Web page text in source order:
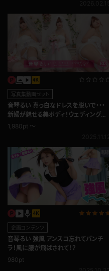
写真集動画セット
音琴るい 真っ白なドレスを脱いで・・・
新婦が魅せる美ボディ！ウェディングド
レス
1,980pt ～
企画コンテンツ
音琴るい 強風 アンスコ忘れてパンチ
ラ！風に服が飛ばされて！？
980pt